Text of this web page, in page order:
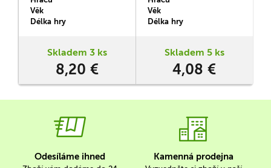
Věk
Délka hry
Skladem 3 ks
8,20 €
Krtka v mašince, jeho
překvapených kamarádů
zajíců a vylekaného motýla.
zvládnou sestavit i ti
Věk
Délka hry
Skladem 5 ks
4,08 €
Odesíláme ihned Kamenná prodejna